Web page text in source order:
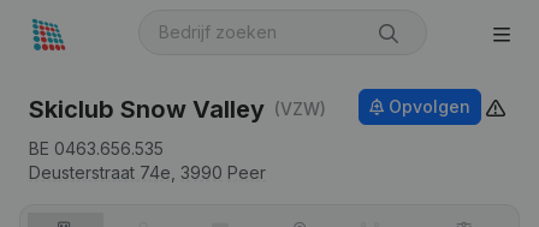
Skiclub Snow Valley (VZW)
BE 0463.656.535
Deusterstraat 74e, 3990 Peer
Opvolgen